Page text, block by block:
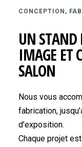
CONCEPTION,
UN STAND
IMAGE ET
SALON
Nous vous
fabrication,
d’exposition.
Chaque projet